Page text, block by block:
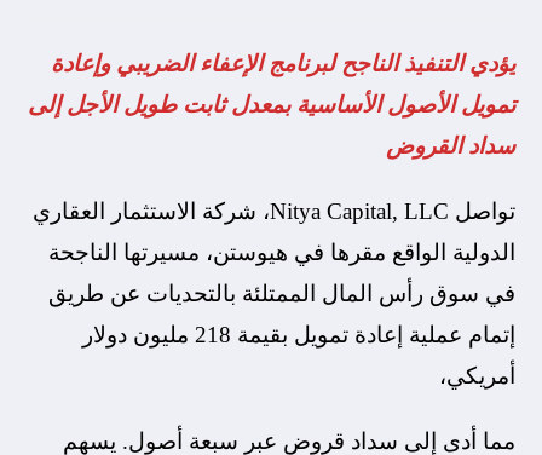
يؤدي التنفيذ الناجح لبرنامج الإعفاء الضريبي وإعادة
تمويل الأصول الأساسية بمعدل ثابت طويل الأجل إلى
سداد القروض
تواصل Nitya Capital, LLC، شركة الاستثمار العقاري
الدولية الواقع مقرها في هيوستن، مسيرتها الناجحة
في سوق رأس المال الممتلئة بالتحديات عن طريق
إتمام عملية إعادة تمويل بقيمة 218 مليون دولار
أمريكي،
مما أدى إلى سداد قروض عبر سبعة أصول. يسهم